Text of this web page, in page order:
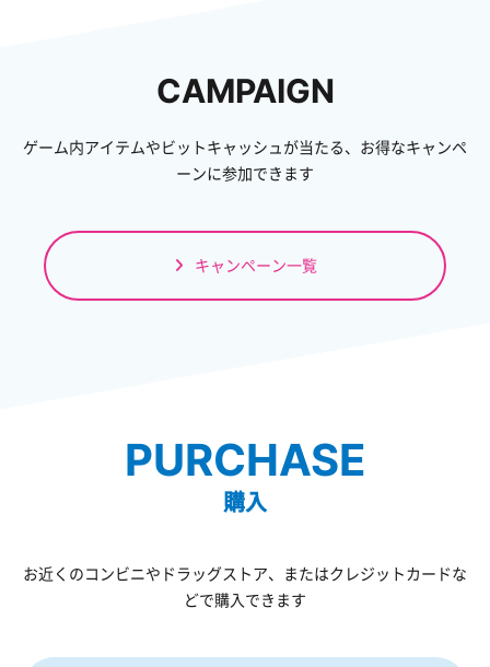
CAMPAIGN
ゲーム内アイテムやビットキャッシュが当たる、お得なキャンペ
ーンに参加できます
キャンペーン一覧
PURCHASE
購入
お近くのコンビニやドラッグストア、またはクレジットカードな
どで購入できます